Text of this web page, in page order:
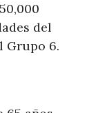
del
Grupo 6.